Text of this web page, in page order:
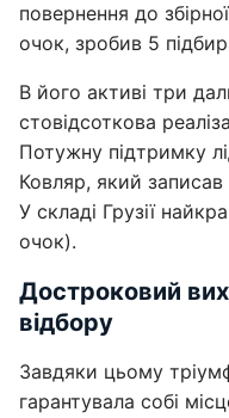
повернення до
очок, зробив 5
В його активі три
стовідсоткова
Потужну підтримку
Ковляр, який
У складі Грузії
очок).
Достроковий
відбору
Завдяки цьому
гарантувала собі